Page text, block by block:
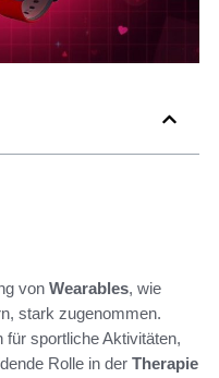
von Wearables, wie
stark zugenommen.
sportliche Aktivitäten,
Rolle in der Therapie